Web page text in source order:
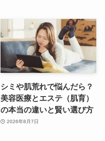
シミや肌荒れで悩んだら？
美容医療とエステ（肌育）
の本当の違いと賢い選び方
2026年8月7日